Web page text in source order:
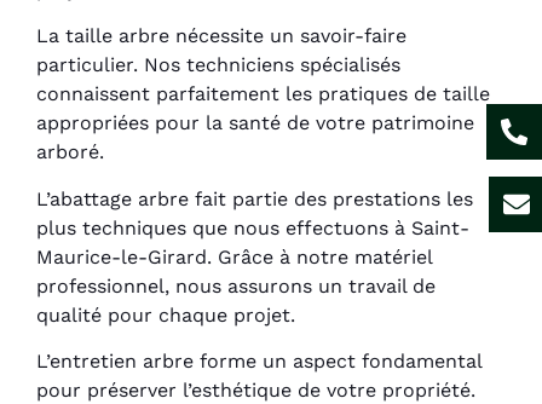
La taille arbre nécessite un savoir-faire
particulier. Nos techniciens spécialisés
connaissent parfaitement les pratiques de taille
appropriées pour la santé de votre patrimoine
arboré.
L’abattage arbre fait partie des prestations les
plus techniques que nous effectuons à Saint-
Maurice-le-Girard. Grâce à notre matériel
professionnel, nous assurons un travail de
qualité pour chaque projet.
L’entretien arbre forme un aspect fondamental
pour préserver l’esthétique de votre propriété.